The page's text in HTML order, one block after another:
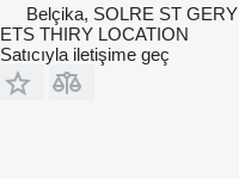
Belçika, SOLRE ST GERY
ETS THIRY LOCATION
Satıcıyla iletişime geç